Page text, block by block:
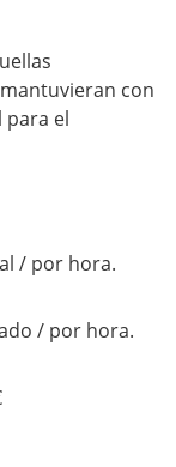
con
para el
/ por hora.
/ por hora.